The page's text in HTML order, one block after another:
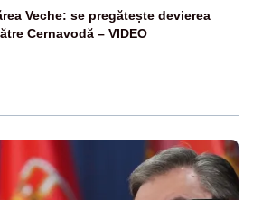
Veche: se pregătește devierea
Cernavodă – VIDEO